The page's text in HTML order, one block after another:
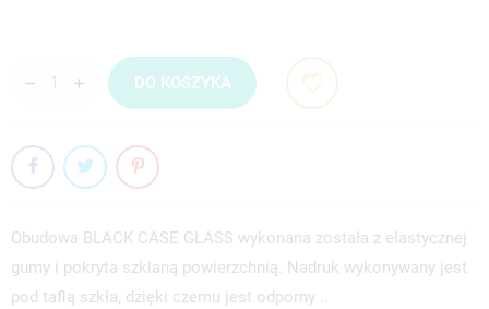
DO KOSZYKA
Obudowa BLACK CASE GLASS wykonana została z elastycznej
gumy i pokryta szklaną powierzchnią. Nadruk wykonywany jest
pod taflą szkła, dzięki czemu jest odporny ..